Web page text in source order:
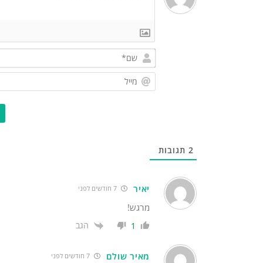
2 תגובות
יאיר
מרגש!
1 הגב
מאיר שולם 7 חודשים לפני